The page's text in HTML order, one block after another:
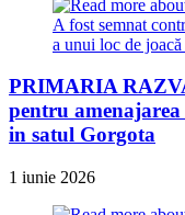
PRIMARIA
pentru
in satul Gorgota
1 iunie 2026